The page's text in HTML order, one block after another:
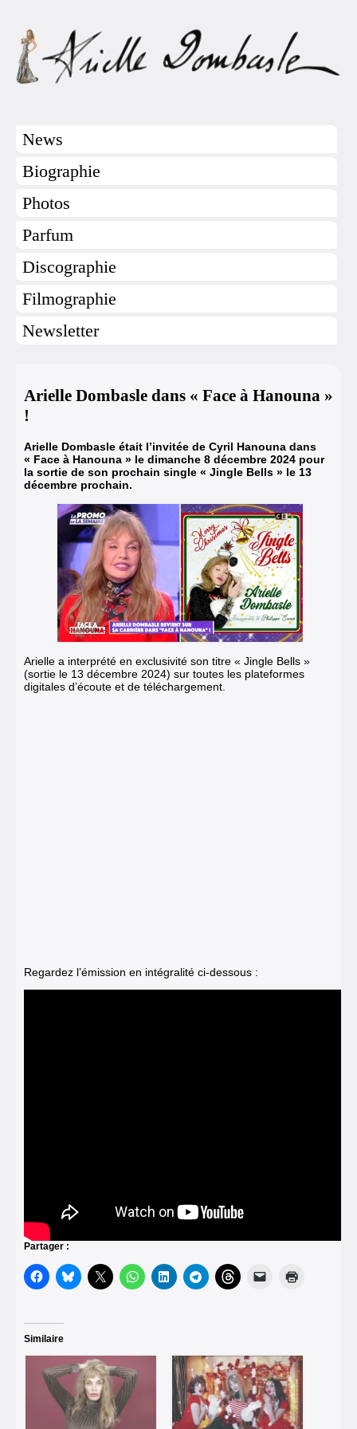
News
Biographie
Photos
Parfum
Discographie
Filmographie
Newsletter
Arielle Dombasle dans « Face à Hanouna »
!
Arielle Dombasle était l’invitée de Cyril Hanouna dans
« Face à Hanouna » le dimanche 8 décembre 2024 pour
la sortie de son prochain single « Jingle Bells » le 13
décembre prochain.
Arielle a interprété en exclusivité son titre « Jingle Bells »
(sortie le 13 décembre 2024) sur toutes les plateformes
digitales d’écoute et de téléchargement.
Regardez l’émission en intégralité ci-dessous :
Partager :
Similaire